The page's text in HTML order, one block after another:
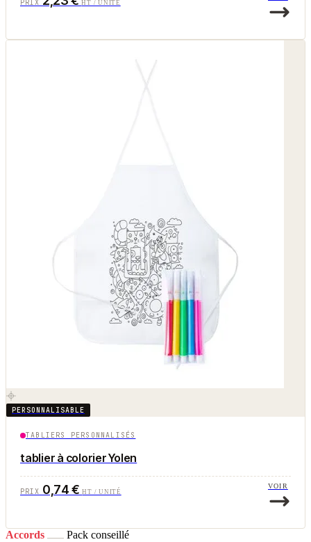
PRIX HT / UNITÉ
PERSONNALISABLE
TABLIERS PERSONNALISÉS
tablier à colorier Yolen
PRIX 0,74 €HT / UNITÉ
VOIR
Accords Pack conseillé